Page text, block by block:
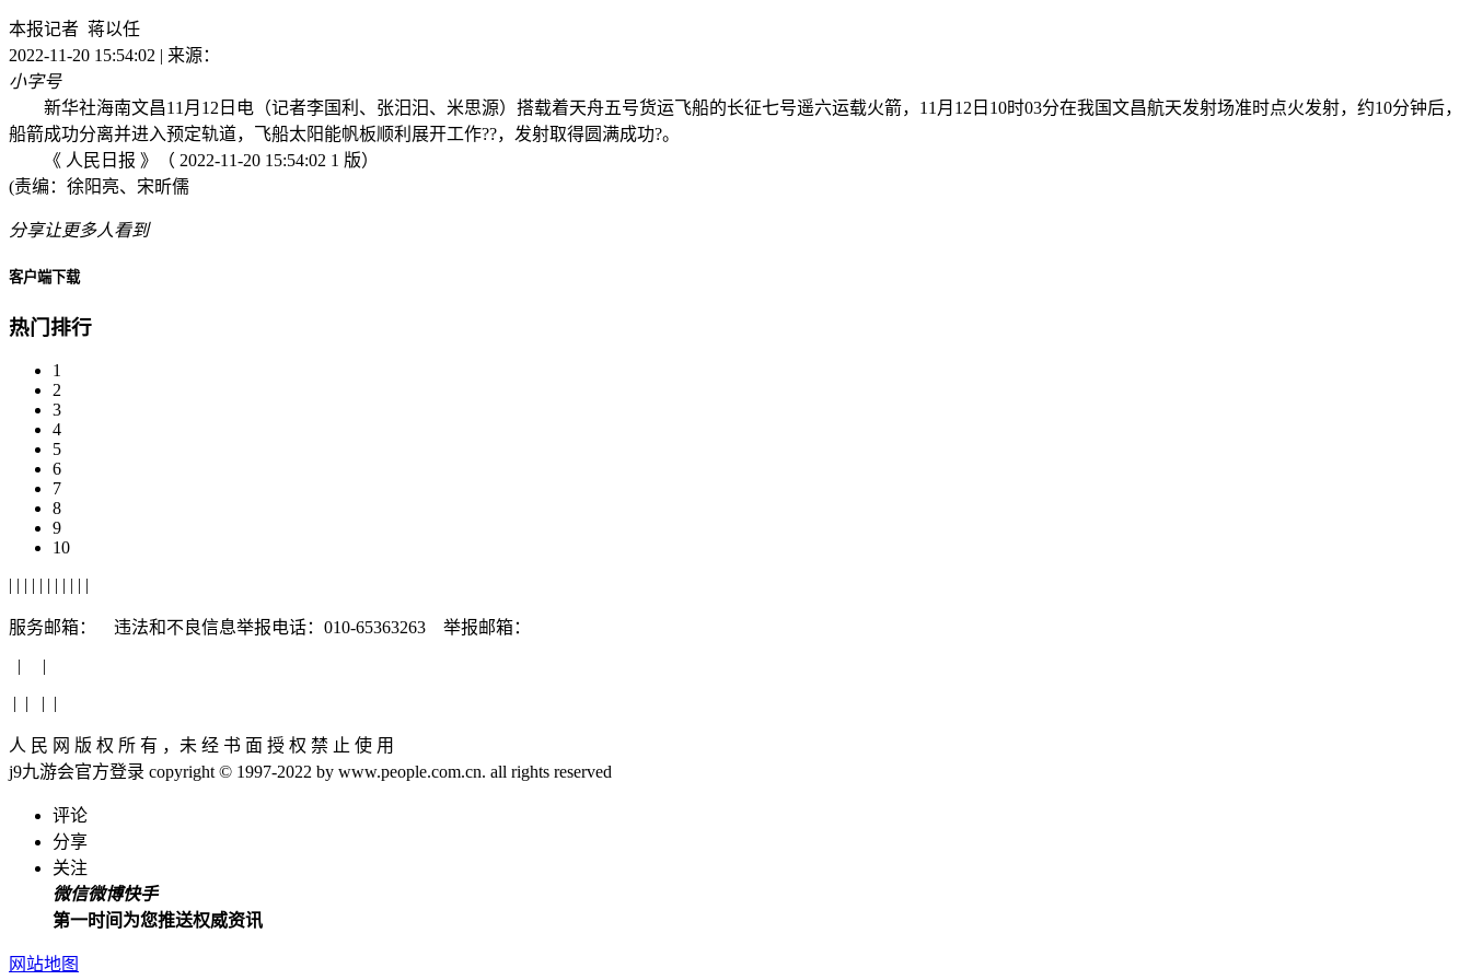
本报记者 蒋以任
2022-11-20 15:54:02 | 来源：
小字号
新华社海南文昌11月12日电（记者李国利、张汨汨、米思源）搭载着天舟五号货运飞船的长征七号遥六运载火箭，11月12日10时03分在我国文昌航天发射场准时点火发射，约10分钟后，
船箭成功分离并进入预定轨道，飞船太阳能帆板顺利展开工作??，发射取得圆满成功?。
《 人民日报 》（ 2022-11-20 15:54:02 1 版）
(责编：徐阳亮、宋昕儒
分享让更多人看到
客户端下载
热门排行
1
2
3
4
5
6
7
8
9
10
| | | | | | | | | | |
服务邮箱： 违法和不良信息举报电话：010-65363263 举报邮箱：
| |
| | | |
人 民 网 版 权 所 有 ，未 经 书 面 授 权 禁 止 使 用
j9九游会官方登录 copyright © 1997-2022 by www.people.com.cn. all rights reserved
评论
分享
关注
微信微博快手
第一时间为您推送权威资讯
网站地图